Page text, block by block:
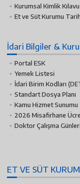
Kurumsal Kimlik
Et ve Süt Kurumu
İdari Bilgiler &
Portal ESK
Yemek Listesi
İdari Birim Kodları
Standart Dosya Planı
Kamu Hizmet Sunumu
2026 Misafirhane
Doktor Çalışma Günleri
ET VE SÜT